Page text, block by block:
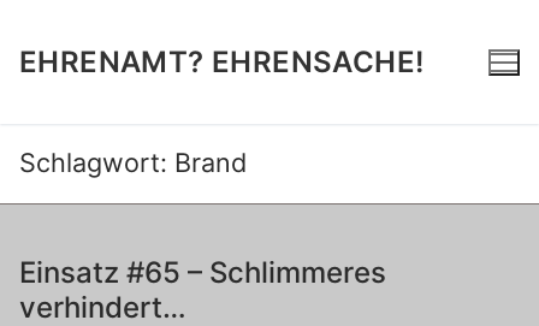
springen
EHRENAMT? EHRENSACHE!
Schlagwort: Brand
Einsatz #65 – Schlimmeres
verhindert…